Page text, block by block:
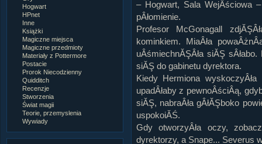
Hogwart
HPnet
Inne
Książki
Magiczne miejsca
Magiczne przedmioty
Materiały z Pottermore
Postacie
Prorok Niecodzienny
Quidditch
Recenzje
Stworzenia
Świat magii
Teorie, przemyslenia
Wywiady
– Hogwart, Sala WejÂściowa
pÂłomienie.
Profesor McGonagall
kominkiem. MiaÂła
uÂśmiechnĂŞÂła siĂŞ
siĂŞ do gabinetu dyrektora.
Kiedy Hermiona
upadÂłaby z pewnoÂściÂą,
siĂŞ, nabraÂła gÂłĂŞboko
uspokoiĂŚ.
Gdy otworzyÂła oczy,
dyrektorzy, a Snape... Severus